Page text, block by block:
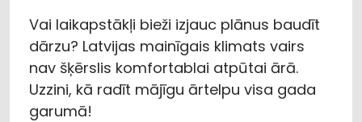
Vai laikapstākļi bieži izjauc plānus baudīt
dārzu? Latvijas mainīgais klimats vairs
nav šķērslis komfortablai atpūtai ārā.
Uzzini, kā radīt mājīgu ārtelpu visa gada
garumā!